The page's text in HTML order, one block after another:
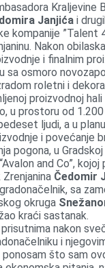
I
n
p
p
Kraljevine
Janjićai
kompanije ”Talent
Nakon
i finalnim
sa osmoro
roletni i
proizvodnoj
u prostoru od
ljudi, a u
i povećanje
pogona, u
and Co”,
Čedomir
sa
okruga
kraći sastanak.
nakon
i
što sam